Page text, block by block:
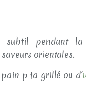
pendant la
orientales.
pain pita grillé ou d’